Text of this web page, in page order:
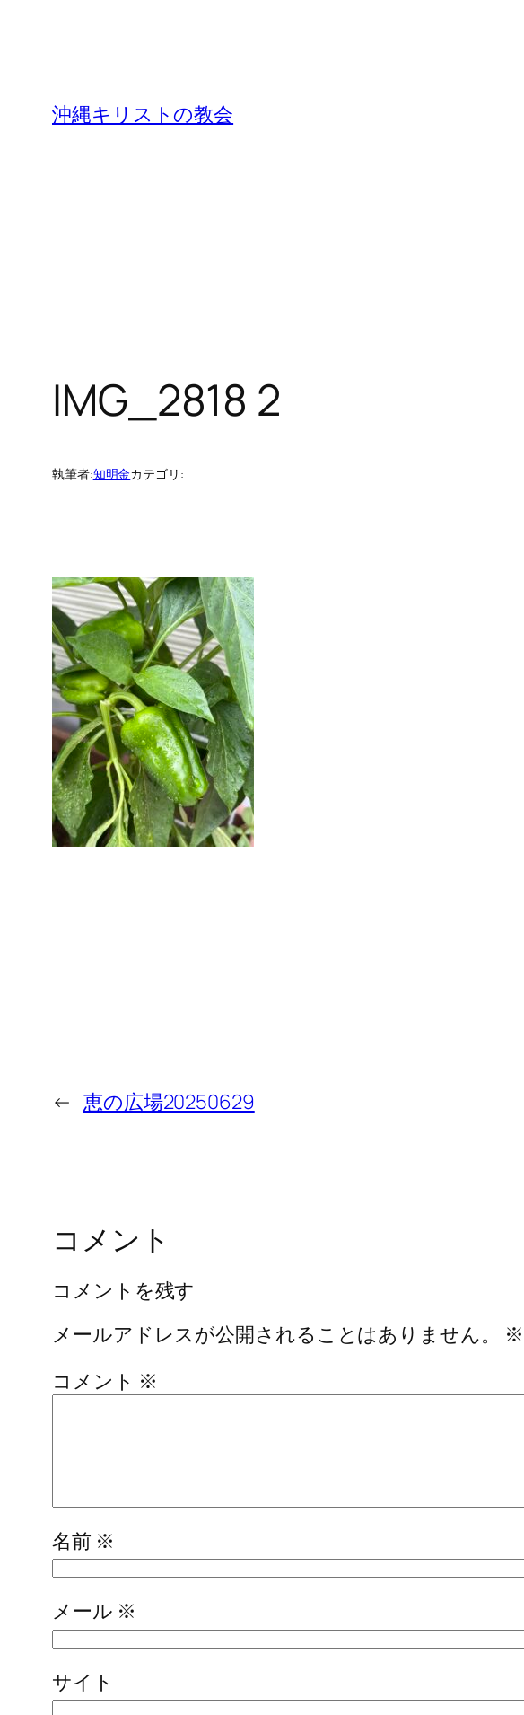
沖縄キリストの教会
IMG_2818 2
執筆者:知明金カテゴリ:
← 恵の広場20250629
コメント
コメントを残す
メールアドレスが公開されることはありません。
※
コメント ※
名前 ※
メール ※
サイト